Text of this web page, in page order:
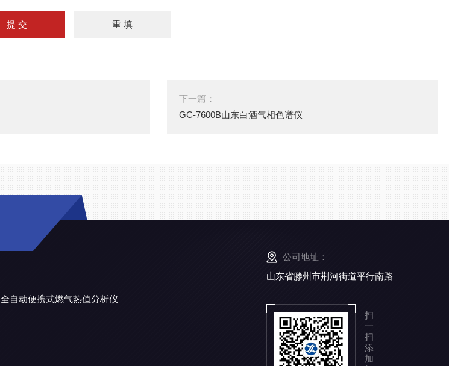
下一篇：
GC-7600B山东白酒气相色谱仪
全自动便携式燃气热值分析仪
公司地址：
山东省滕州市荆河街道平行南路
扫
一
扫
添
加